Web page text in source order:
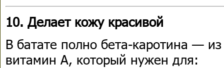
10. Делает кожу красивой
В батате полно бета-каротина —
витамин А, который нужен для: